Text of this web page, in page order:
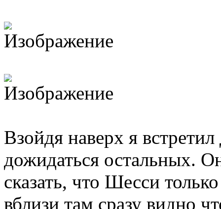
Взойдя наверх я
дожидаться остальных.
сказать, что Шесси
вблизи там сразу видно